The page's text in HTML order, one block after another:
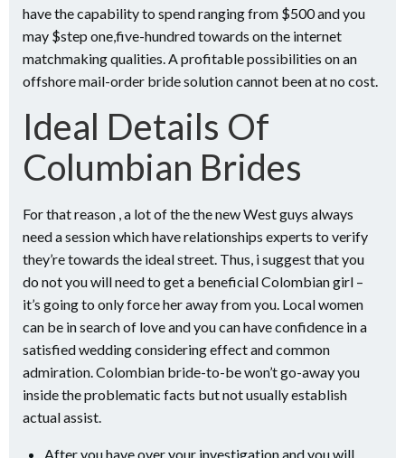
have the capability to spend ranging from $500 and you
may $step one,five-hundred towards on the internet
matchmaking qualities. A profitable possibilities on an
offshore mail-order bride solution cannot been at no cost.
Ideal Details Of
Columbian Brides
For that reason , a lot of the the new West guys always
need a session which have relationships experts to verify
they’re towards the ideal street. Thus, i suggest that you
do not you will need to get a beneficial Colombian girl –
it’s going to only force her away from you. Local women
can be in search of love and you can have confidence in a
satisfied wedding considering effect and common
admiration. Colombian bride-to-be won’t go-away you
inside the problematic facts but not usually establish
actual assist.
After you have over your investigation and you will